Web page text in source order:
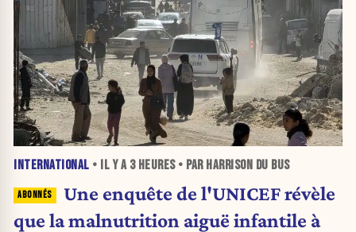
INTERNATIONAL • IL Y A 3 HEURES• PAR HARRISON DU BUS
Une enquête de l'UNICEF révèle
que la malnutrition aiguë infantile à